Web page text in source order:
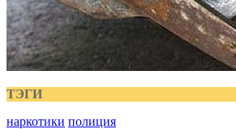
ТЭГИ
наркотики полиция